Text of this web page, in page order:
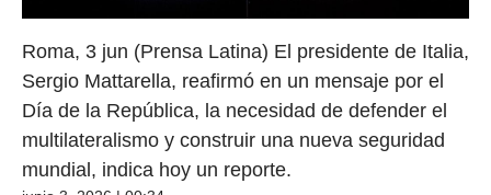
Roma, 3 jun (Prensa Latina) El presidente de Italia,
Sergio Mattarella, reafirmó en un mensaje por el
Día de la República, la necesidad de defender el
multilateralismo y construir una nueva seguridad
mundial, indica hoy un reporte.